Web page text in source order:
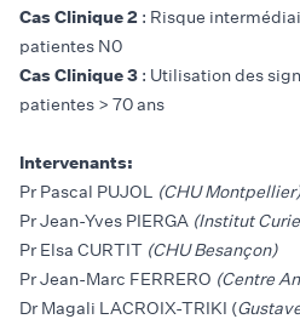
Cas Clinique 2 : Risque
patientes N0
Cas Clinique 3 : Utilisation des
patientes > 70 ans
Intervenants:
Pr Pascal PUJOL
(CHU Montpellier)
Pr Jean-Yves PIERGA (Institut
Pr Elsa CURTIT (CHU Besançon)
Pr Jean-Marc FERRERO (Centre
Dr Magali LACROIX-TRIKI (